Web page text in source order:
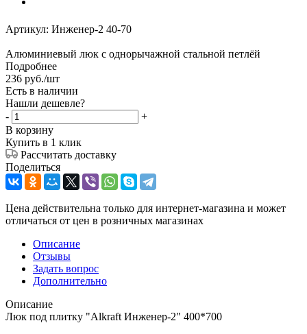
Артикул: Инженер-2 40-70
Алюминиевый люк с однорычажной стальной петлёй
Подробнее
236 руб./шт
Есть в наличии
Нашли дешевле?
-
+
В корзину
Купить в 1 клик
Рассчитать доставку
Поделиться
Цена действительна только для интернет-магазина и может
отличаться от цен в розничных магазинах
Описание
Отзывы
Задать вопрос
Дополнительно
Описание
Люк под плитку "Alkraft Инженер-2" 400*700